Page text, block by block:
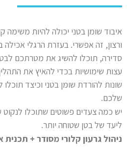
איבוד שומן בטני יכולה להיות
ורצון, זה אפשרי. בעזרת הרגלי אכילה
סדירה, תוכלו להשיג את מטרתכם
עצות שימושיות בכדי להאיץ את
שונות להורדת שומן בטני וכיצד
שלכם.
יש כמה צעדים פשוטים שתוכלו לנקוט
ליעד של בטן שטוחה יותר.
ניהול גרעון קלורי מסודר +